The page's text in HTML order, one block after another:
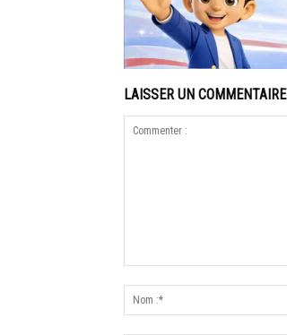
LAISSER UN COMMENTAIRE